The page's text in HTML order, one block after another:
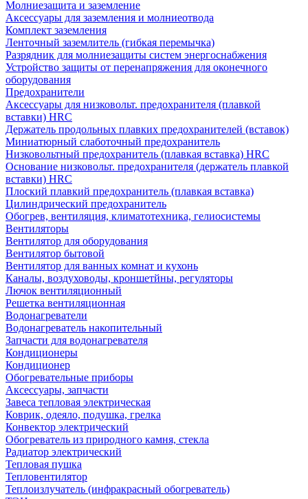
Молниезащита и заземление
Аксессуары для заземления и молниеотвода
Комплект заземления
Ленточный заземлитель (гибкая перемычка)
Разрядник для молниезащиты систем энергоснабжения
Устройство защиты от перенапряжения для оконечного
оборудования
Предохранители
Аксессуары для низковольт. предохранителя (плавкой
вставки) HRC
Держатель продольных плавких предохранителей (вставок)
Миниатюрный слаботочный предохранитель
Низковольтный предохранитель (плавкая вставка) HRC
Основание низковольт. предохранителя (держатель плавкой
вставки) HRC
Плоский плавкий предохранитель (плавкая вставка)
Цилиндрический предохранитель
Обогрев, вентиляция, климатотехника, гелиосистемы
Вентиляторы
Вентилятор для оборудования
Вентилятор бытовой
Вентилятор для ванных комнат и кухонь
Каналы, воздуховоды, кроншетйны, регуляторы
Лючок вентиляционный
Решетка вентиляционная
Водонагреватели
Водонагреватель накопительный
Запчасти для водонагревателя
Кондиционеры
Кондиционер
Обогревательные приборы
Аксессуары, запчасти
Завеса тепловая электрическая
Коврик, одеяло, подушка, грелка
Конвектор электрический
Обогреватель из природного камня, стекла
Радиатор электрический
Тепловая пушка
Тепловентилятор
Теплоизлучатель (инфракрасный обогреватель)